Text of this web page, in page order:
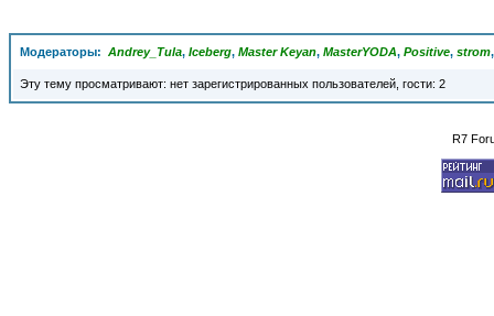
Модераторы: Andrey_Tula, Iceberg, Master Keyan, MasterYODA, Positive, strom
Эту тему просматривают: нет зарегистрированных пользователей, гости: 2
R7